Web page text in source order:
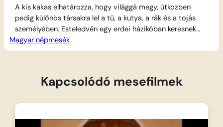
A kis kakas elhatározza, hogy világgá megy, útközben
pedig különös társakra lel a tű, a kutya, a rák és a tojás
személyében. Esteledvén egy erdei házikóban keresnek
menedéket, ám a ház lakói, a rókák hamarosan
hazatérnek. A vándorok azonban nem ijednek meg:
Magyar népmesék
Kapcsolódó mesefilmek